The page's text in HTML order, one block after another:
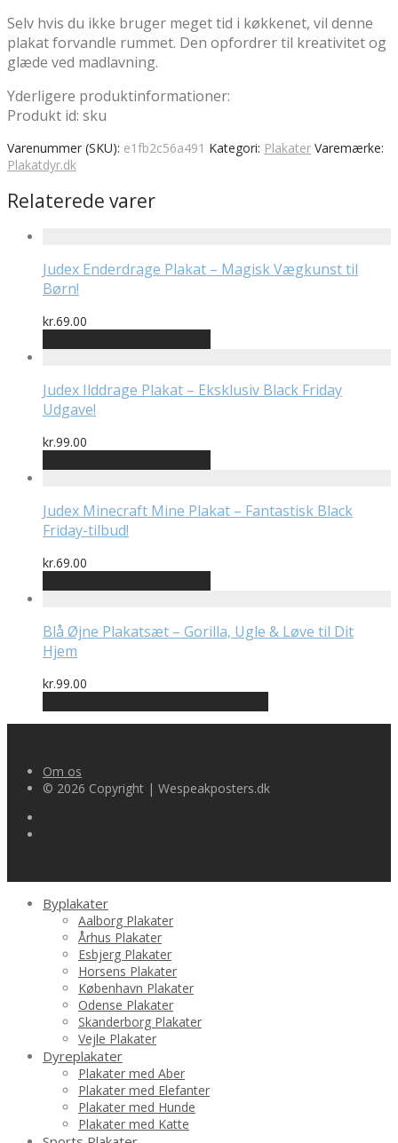
Selv hvis du ikke bruger meget tid i køkkenet, vil denne
plakat forvandle rummet. Den opfordrer til kreativitet og
glæde ved madlavning.
Yderligere produktinformationer:
Produkt id: sku
Varenummer (SKU): e1fb2c56a491 Kategori: Plakater Varemærke:
Plakatdyr.dk
Relaterede varer
Judex Enderdrage Plakat – Magisk Vægkunst til
Børn!
kr.69.00
Judex Ilddrage Plakat – Eksklusiv Black Friday
Udgave!
kr.99.00
Judex Minecraft Mine Plakat – Fantastisk Black
Friday-tilbud!
kr.69.00
Blå Øjne Plakatsæt – Gorilla, Ugle & Løve til Dit
Hjem
kr.99.00
Om os
© 2026 Copyright | Wespeakposters.dk
Byplakater
Aalborg Plakater
Århus Plakater
Esbjerg Plakater
Horsens Plakater
København Plakater
Odense Plakater
Skanderborg Plakater
Vejle Plakater
Dyreplakater
Plakater med Aber
Plakater med Elefanter
Plakater med Hunde
Plakater med Katte